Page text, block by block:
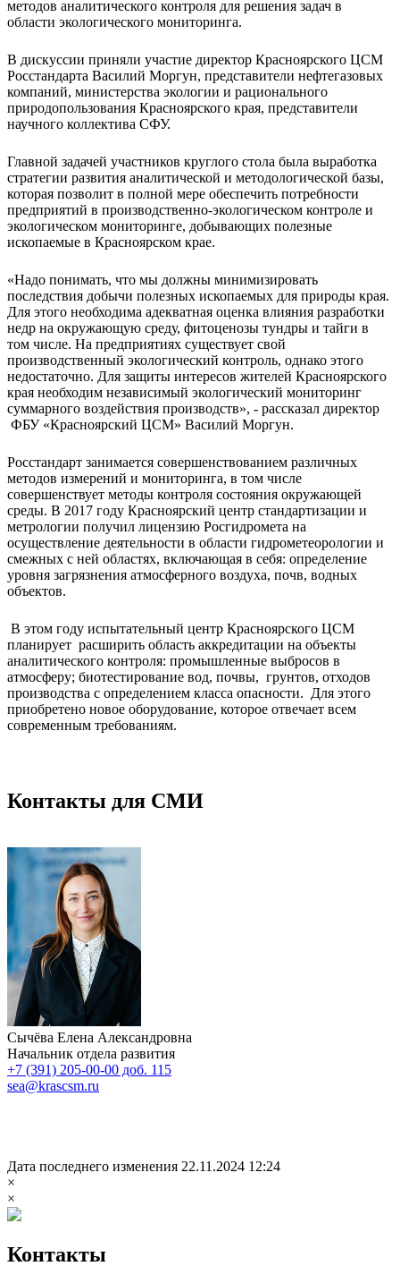
методов аналитического контроля для решения задач в
области экологического мониторинга.
В дискуссии приняли участие директор Красноярского ЦСМ
Росстандарта Василий Моргун, представители нефтегазовых
компаний, министерства экологии и рационального
природопользования Красноярского края, представители
научного коллектива СФУ.
Главной задачей участников круглого стола была выработка
стратегии развития аналитической и методологической базы,
которая позволит в полной мере обеспечить потребности
предприятий в производственно-экологическом контроле и
экологическом мониторинге, добывающих полезные
ископаемые в Красноярском крае.
«Надо понимать, что мы должны минимизировать
последствия добычи полезных ископаемых для природы края.
Для этого необходима адекватная оценка влияния разработки
недр на окружающую среду, фитоценозы тундры и тайги в
том числе. На предприятиях существует свой
производственный экологический контроль, однако этого
недостаточно. Для защиты интересов жителей Красноярского
края необходим независимый экологический мониторинг
суммарного воздействия производств», - рассказал директор
ФБУ «Красноярский ЦСМ» Василий Моргун.
Росстандарт занимается совершенствованием различных
методов измерений и мониторинга, в том числе
совершенствует методы контроля состояния окружающей
среды. В 2017 году Красноярский центр стандартизации и
метрологии получил лицензию Росгидромета на
осуществление деятельности в области гидрометеорологии и
смежных с ней областях, включающая в себя: определение
уровня загрязнения атмосферного воздуха, почв, водных
объектов.
В этом году испытательный центр Красноярского ЦСМ
планирует расширить область аккредитации на объекты
аналитического контроля: промышленные выбросов в
атмосферу; биотестирование вод, почвы, грунтов, отходов
производства с определением класса опасности. Для этого
приобретено новое оборудование, которое отвечает всем
современным требованиям.
Контакты для СМИ
Сычёва Елена Александровна
Начальник отдела развития
+7 (391) 205-00-00 доб. 115
sea@krascsm.ru
Дата последнего изменения 22.11.2024 12:24
×
×
Контакты